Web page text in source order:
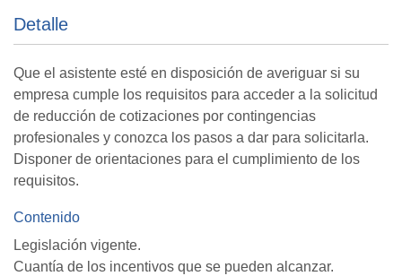
Detalle
Que el asistente esté en disposición de averiguar si su
empresa cumple los requisitos para acceder a la solicitud
de reducción de cotizaciones por contingencias
profesionales y conozca los pasos a dar para solicitarla.
Disponer de orientaciones para el cumplimiento de los
requisitos.
Contenido
Legislación vigente.
Cuantía de los incentivos que se pueden alcanzar.